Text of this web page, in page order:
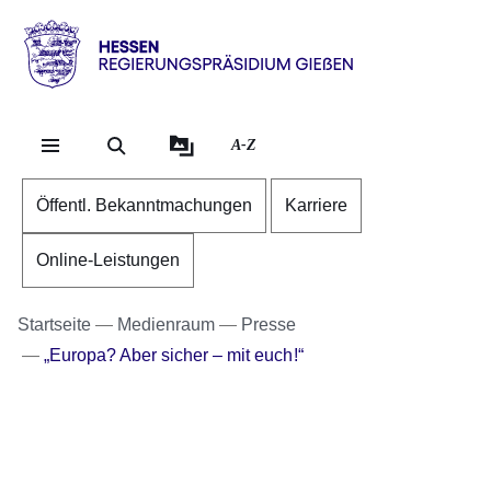
Direkt zum Kopf der
Direkt zum Inhalt
Direkt zum Fuß der
Hessen
RP
A-Z
Öffentl. Bekanntmachungen Karriere
Online-Leistungen
Startseite Medienraum
Presse
„Europa? Aber sicher – mit euch!“